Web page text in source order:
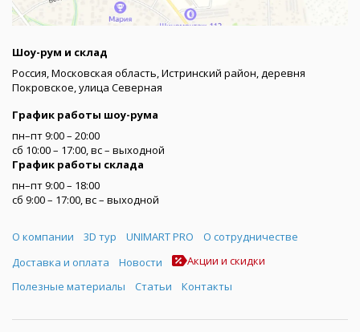
Шоу-рум и склад
Россия, Московская область, Истринский район, деревня
Покровское, улица Северная
График работы шоу-рума
пн–пт 9:00 – 20:00
сб 10:00 – 17:00, вс – выходной
График работы склада
пн–пт 9:00 – 18:00
сб 9:00 – 17:00, вс – выходной
Меню
О компании 3D тур UNIMART PRO
О сотрудничестве
Доставка и оплата
Новости
Акции и скидки
Полезные материалы
Статьи Контакты